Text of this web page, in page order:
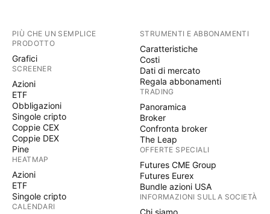
PIÙ CHE UN SEMPLICE
PRODOTTO
Grafici
SCREENER
Azioni
ETF
Obbligazioni
Singole cripto
Coppie CEX
Coppie DEX
Pine
HEATMAP
Azioni
ETF
Singole cripto
CALENDARI
STRUMENTI E ABBONAMENTI
Caratteristiche
Costi
Dati di mercato
Regala abbonamenti
TRADING
Panoramica
Broker
Confronta broker
The Leap
OFFERTE SPECIALI
Futures CME Group
Futures Eurex
Bundle azioni USA
INFORMAZIONI SULLA SOCIETÀ
Chi siamo